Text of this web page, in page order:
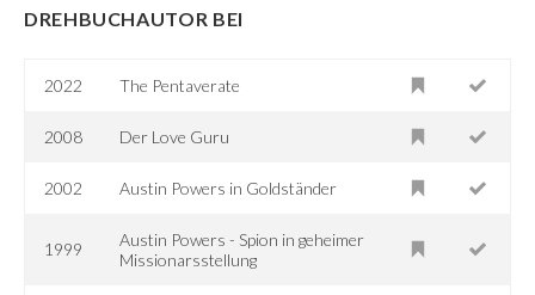
DREHBUCHAUTOR BEI
2022 The Pentaverate
2008 Der Love Guru
2002 Austin Powers in Goldständer
1999
Austin Powers - Spion in geheimer
Missionarsstellung